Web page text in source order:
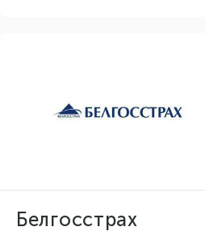
Белгосстрах